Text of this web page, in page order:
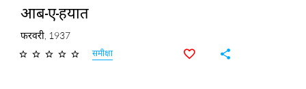
आब-ए-हयात
फरवरी, 1937
समीक्षा